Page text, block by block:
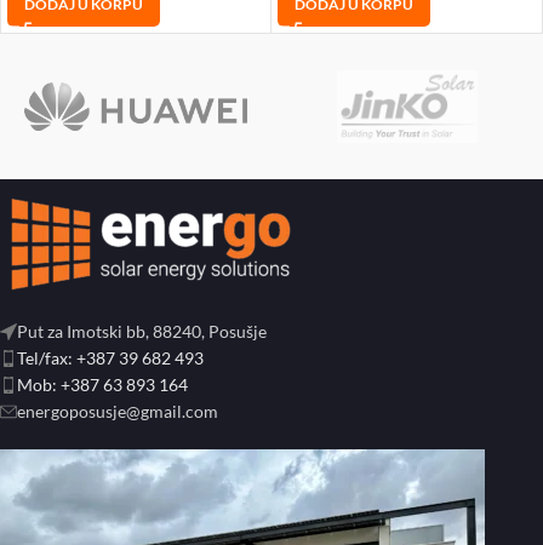
DODAJ U KORPU DODAJ U KORPU
Put za Imotski bb, 88240, Posušje
Tel/fax: +387 39 682 493
Mob: +387 63 893 164
energoposusje@gmail.com